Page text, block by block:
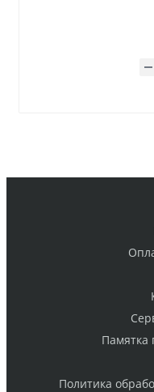
Памятка
Политика